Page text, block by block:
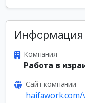
Информация
Компания
Работа в
Сайт компании
haifawork.com/